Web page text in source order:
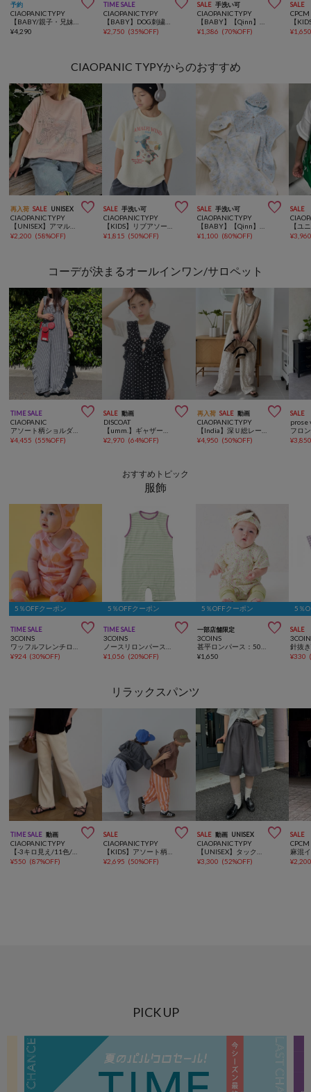
予約
CIAOPANIC TYPY
¥4,290
TIME SALE
CIAOPANIC TYPY
¥2,750 (35%OFF)
SALE 手洗い可
CIAOPANIC TYPY
¥1,386 (70%OFF)
SALE
CPCM
¥
CIAOPANIC TYPYからのおすすめ
再入荷 SALE UNISEX 
CIAOPANIC TYPY
¥2,200 (58%OFF)
SALE 手洗い可 
CIAOPANIC TYPY
¥1,815 (50%OFF)
SALE 手洗い可 
CIAOPANIC TYPY
¥1,100 (80%OFF)
SALE
¥
コーデが決まるオールインワン/サロペット
TIME SALE 
CIAOPANIC
¥4,455 (55%OFF)
SALE 動画 
DISCOAT
¥2,970 (64%OFF)
再入荷 SALE 動画 
CIAOPANIC TYPY
¥4,950 (50%OFF)
SALE
prose
¥
おすすめトピック
服飾
5％OFFクーポン
TIME SALE 
3COINS
¥924 (30%OFF)
5％OFFクーポン
TIME SALE 
3COINS
¥1,056 (20%OFF)
5％OFFクーポン
一部店舗限定 
3COINS
¥1,650
5％
SALE
¥330
リラックスパンツ
TIME SALE 動画 
CIAOPANIC TYPY
¥550 (87%OFF)
SALE 
CIAOPANIC TYPY
¥2,695 (50%OFF)
SALE 動画 UNISEX 
CIAOPANIC TYPY
¥3,300 (52%OFF)
SALE
CPCM
麻混
¥
PICK UP